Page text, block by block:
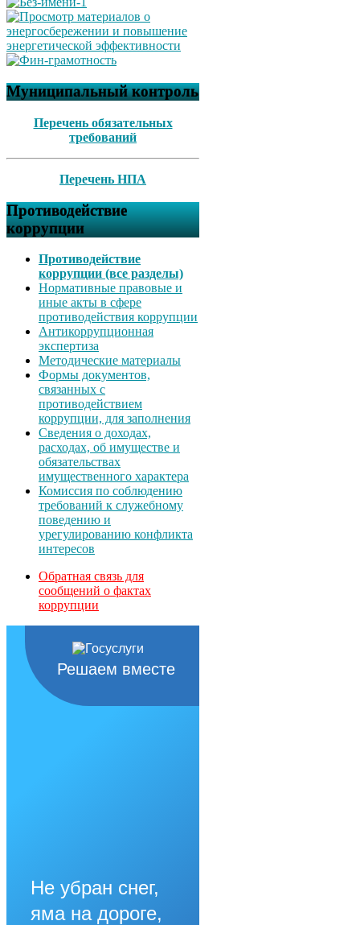
Муниципальный контроль
Перечень обязательных
требований
Перечень НПА
Противодействие
коррупции
Противодействие
коррупции (все разделы)
Нормативные правовые и
иные акты в сфере
противодействия коррупции
Антикоррупционная
экспертиза
Методические материалы
Формы документов,
связанных с
противодействием
коррупции, для заполнения
Сведения о доходах,
расходах, об имуществе и
обязательствах
имущественного характера
Комиссия по соблюдению
требований к служебному
поведению и
урегулированию конфликта
интересов
Обратная связь для
сообщений о фактах
коррупции
Решаем вместе
Не убран снег,
яма на дороге,